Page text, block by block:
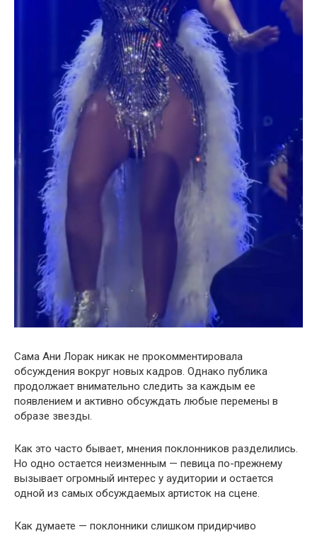
Сама Ани Лорак никак не прокомментировала
обсуждения вокруг новых кадров. Однако публика
продолжает внимательно следить за каждым ее
появлением и активно обсуждать любые перемены в
образе звезды.
Как это часто бывает, мнения поклонников разделились.
Но одно остается неизменным — певица по-прежнему
вызывает огромный интерес у аудитории и остается
одной из самых обсуждаемых артисток на сцене.
Как думаете — поклонники слишком придирчиво